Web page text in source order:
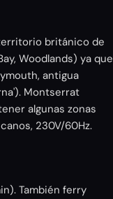
británico de
Woodlands) ya que
antigua
Montserrat
algunas zonas
230V/60Hz.
También ferry